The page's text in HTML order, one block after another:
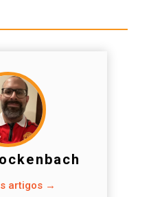
artigos →